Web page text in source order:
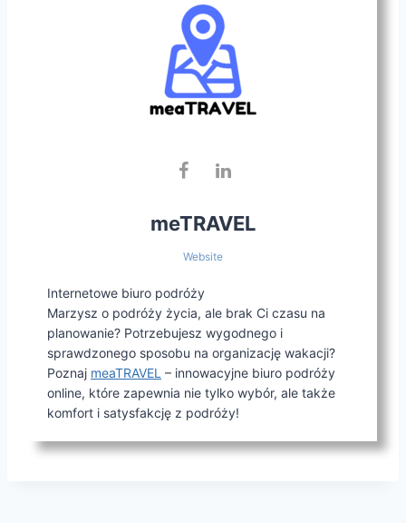
meTRAVEL
Website
Internetowe biuro podróży
Marzysz o podróży życia, ale brak Ci czasu na
planowanie? Potrzebujesz wygodnego i
sprawdzonego sposobu na organizację wakacji?
Poznaj meaTRAVEL – innowacyjne biuro podróży
online, które zapewnia nie tylko wybór, ale także
komfort i satysfakcję z podróży!